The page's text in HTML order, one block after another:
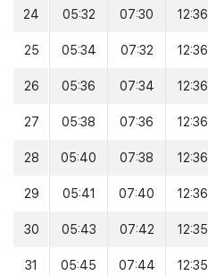
24 05:32 07:30 12:36
25 05:34 07:32 12:36
26 05:36 07:34 12:36
27 05:38 07:36 12:36
28 05:40 07:38 12:36
29 05:41 07:40 12:36
30 05:43 07:42 12:35
31 05:45 07:44 12:35